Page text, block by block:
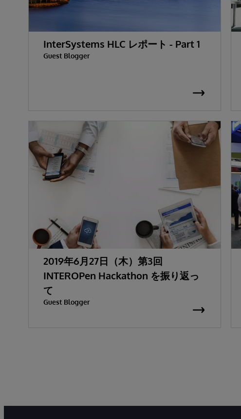
InterSystems HLC レポート - Part 1
Guest Blogger
2019年6月27日（木）第3回
INTEROPen Hackathon を振り返っ
て
Guest Blogger